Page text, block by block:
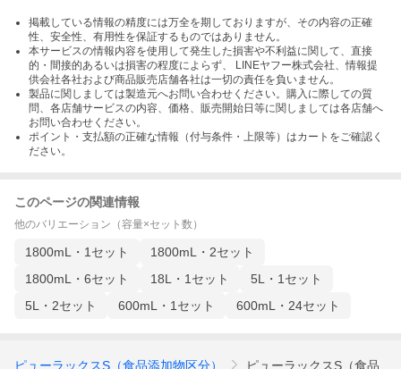
掲載している情報の精度には万全を期しておりますが、その内容の正確
性、安全性、有用性を保証するものではありません。
本サービスの情報内容を使用して発生した損害や不利益に関して、直接
的・間接的あるいは損害の程度によらず、 LINEヤフー株式会社、情報提
供会社各社および商品販売店舗各社は一切の責任を負いません。
製品に関しましては製造元へお問い合わせください。購入に際しての質
問、各店舗サービスの内容、価格、販売開始日等に関しましては各店舗へ
お問い合わせください。
ポイント・支払額の正確な情報（付与条件・上限等）はカートをご確認く
ださい。
このページの関連情報
他のバリエーション（容量×セット数）
1800mL・1セット
1800mL・2セット
1800mL・6セット
18L・1セット
5L・1セット
5L・2セット
600mL・1セット 600mL・24セット
ピューラックスS（食品添加物区分） ピューラックスS（食品